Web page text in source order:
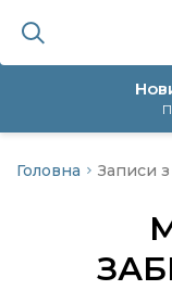
політика
Головна Записи